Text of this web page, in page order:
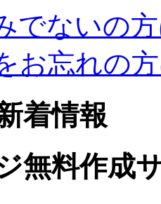
でないの
お忘れの
着情報
無料作成